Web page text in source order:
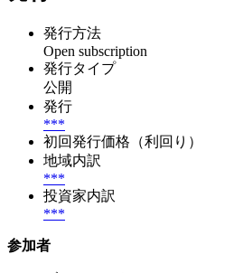
発行方法
Open subscription
発行タイプ
公開
発行
***
初回発行価格（利回り）
地域内訳
***
投資家内訳
***
参加者